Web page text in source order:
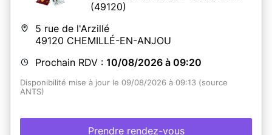
(49120)
5 rue de l'Arzillé
49120 CHEMILLÉ-EN-ANJOU
Prochain RDV : 10/08/2026 à 09:20
Disponibilité mise à jour le 09/08/2026 à 09:13 (source
ANTS)
Prendre rendez-vous